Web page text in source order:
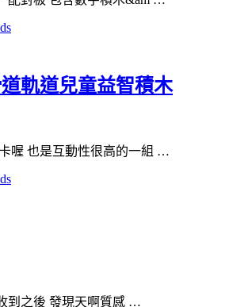
軌道兒童益智積木
喔 也是互動性很高的一組 …
到之後 發現天啊質感 …